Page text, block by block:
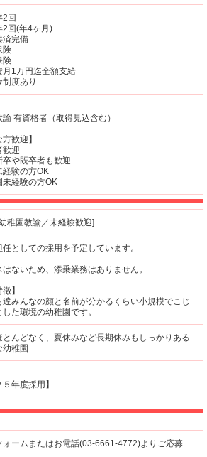
2回
2回(年4ヶ月)
済完備
険
険
月1万円迄全額支給
制度あり
有資格者（取得見込含む）
方歓迎】
歓迎
卒や既卒者も歓迎
経験の方OK
未経験の方OK
稚園教諭／未経験歓迎]
任としての採用を予定しています。
ないため、添乗業務はありません。
】
みんなの顔と名前が分かるくらい小規模でこじ
した環境の幼稚園です。
とんどなく、夏休みなど長期休みもしっかりある
幼稚園
５年度採用】
ームまたはお電話(03-6661-4772)よりご応募